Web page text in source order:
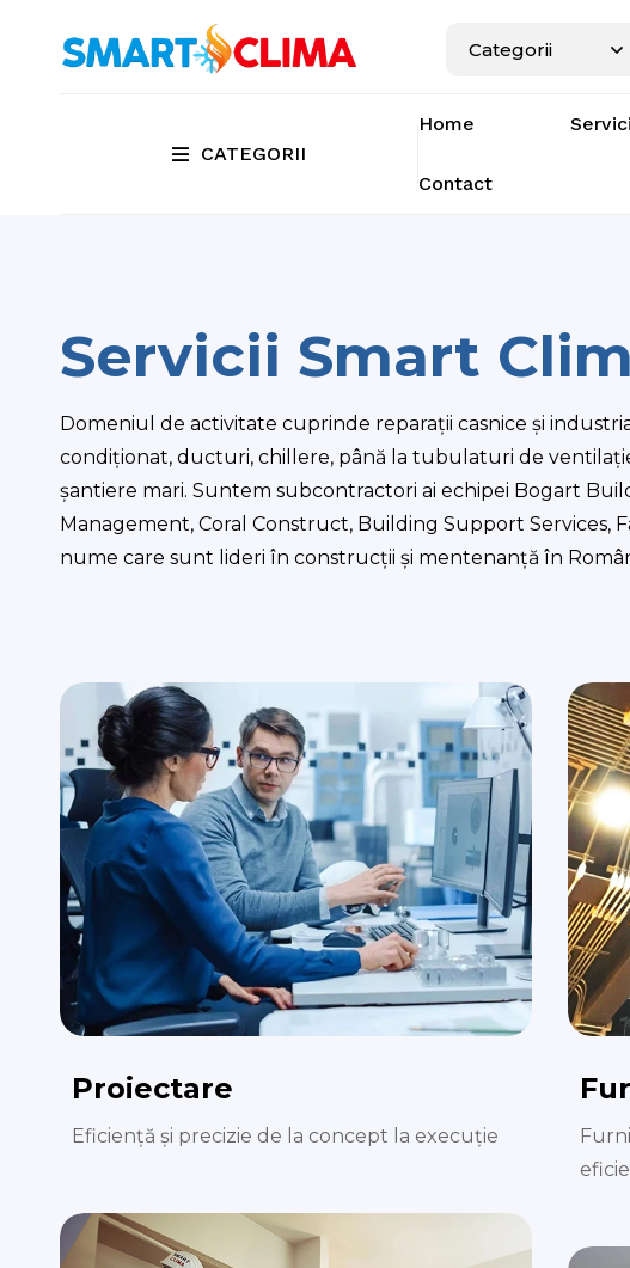
CATEGORII
Home
Contact
Servicii Smart
Domeniul de activitate cuprinde reparații casnice și
condiționat, ducturi, chillere, până la tubulaturi de
șantiere mari. Suntem subcontractori ai echipei Bogart
Management, Coral Construct, Building Support Services,
nume care sunt lideri în construcții și mentenanță în
Proiectare
Eficiență și precizie de la concept la execuție